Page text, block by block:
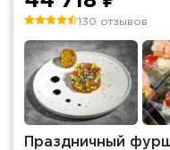
130 отзывов
Праздничный